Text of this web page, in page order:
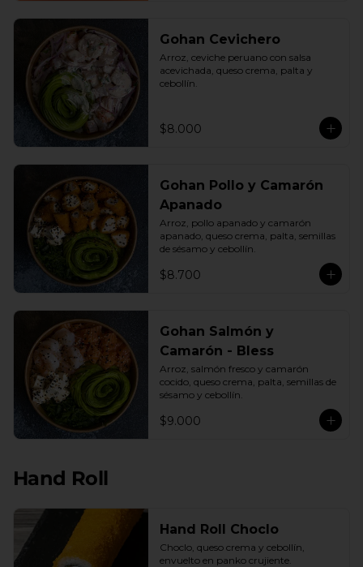
Gohan Cevichero
Arroz, ceviche peruano con salsa
acevichada, queso crema, palta y
cebollín.
$8.000
Gohan Pollo y Camarón
Apanado
Arroz, pollo apanado y camarón
apanado, queso crema, palta, semillas
de sésamo y cebollín.
$8.700
Gohan Salmón y
Camarón - Bless
Arroz, salmón fresco y camarón
cocido, queso crema, palta, semillas de
sésamo y cebollín.
$9.000
Hand Roll
Hand Roll Choclo
Choclo, queso crema y cebollín,
envuelto en panko crujiente.